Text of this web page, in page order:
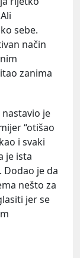
sebe.
način
zanima
je
“otišao
i svaki
je ista
Dodao je da
nešto za
jer se